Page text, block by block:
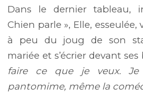
Dans le dernier tableau,
Chien parle », Elle, esseulée,
à peu du joug de son
mariée et s’écrier devant ses
faire ce que je veux.
pantomime, même la